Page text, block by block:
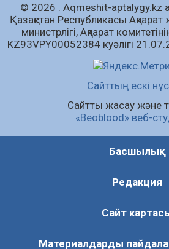
Барлық
© 2026 . Аqmeshit-aptalygy.kz
Қазақстан Республикасы
министрлігі, Ақпарат
KZ93VPY00052384 куәлігі
Сайттың ескі
Сайтты жасау және
«Beoblood» веб-
Басшылық
Редакция
Сайт
Материалдарды